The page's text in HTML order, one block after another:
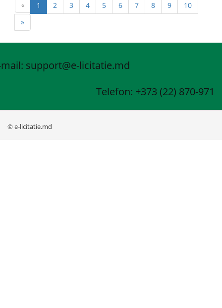
« 1 2 3 4 5 6 7 8 9
10
»
mail: support@e-licitatie.md
Telefon: +373 (22) 870-971
© e-licitatie.md